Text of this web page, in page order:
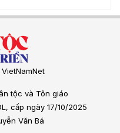
tộc và Tôn giáo
cấp ngày 17/10/2025
Văn Bá